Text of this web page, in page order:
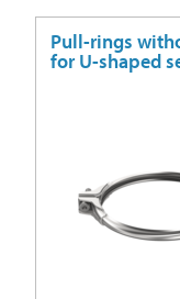
Pull-rings
for U-shaped